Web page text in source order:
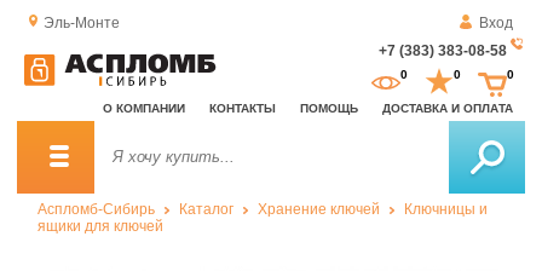
Эль-Монте
Вход
+7 (383) 383-08-58
О КОМПАНИИ КОНТАКТЫ ПОМОЩЬ ДОСТАВКА И ОПЛАТА
0 0 0
Аспломб-Сибирь Каталог Хранение ключей
Ключницы и
ящики для ключей